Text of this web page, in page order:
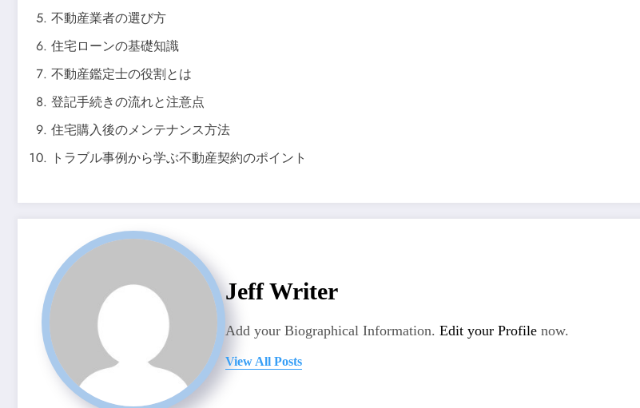
不動産業者の選び方
住宅ローンの基礎知識
不動産鑑定士の役割とは
登記手続きの流れと注意点
住宅購入後のメンテナンス方法
トラブル事例から学ぶ不動産契約のポイント
Jeff Writer
Add your Biographical Information. Edit your Profile now.
View All Posts